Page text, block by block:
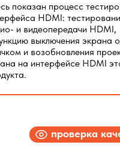
проверка
показан процесс
HDMI:
и видеопередачи HDMI,
выключения экрана
и возобновления
на интерфейсе HDMI